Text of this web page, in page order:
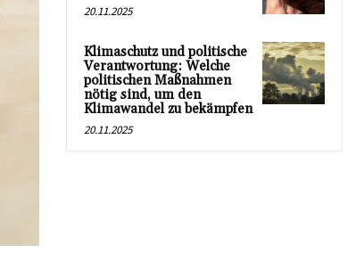
20.11.2025
Klimaschutz und politische
Verantwortung: Welche
politischen Maßnahmen
nötig sind, um den
Klimawandel zu bekämpfen
20.11.2025